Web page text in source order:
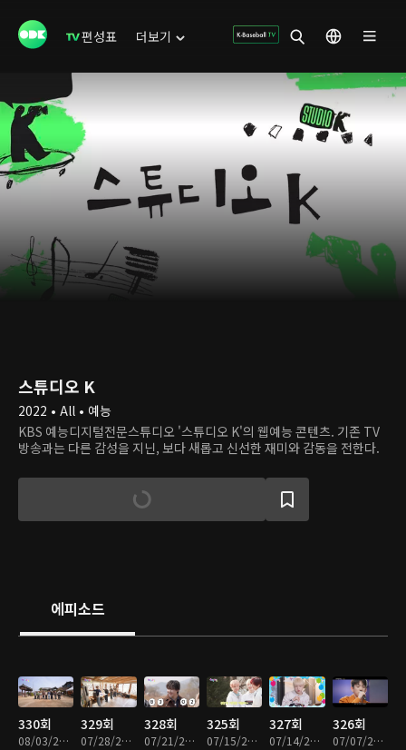
편성표 더보기
스튜디오 K
2022 • All • 예능
KBS 예능디지털전문스튜디오 '스튜디오 K'의 웹예능 콘텐츠. 기존 TV
방송과는 다른 감성을 지닌, 보다 새롭고 신선한 재미와 감동을 전한다.
에피소드
330회
08/03/2026 • 1시간 1분
329회
07/28/2026 • 1시간 1분
328회
07/21/2026 • 1시간 1분
325회
07/15/2026 • 1시간 1분
327회
07/14/2026 • 1시간 2분
326회
07/07/2026 • 1시간 3분